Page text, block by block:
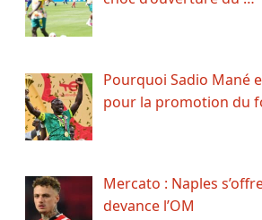
Pourquoi Sadio Mané
pour la promotion du
Mercato : Naples
devance l’OM